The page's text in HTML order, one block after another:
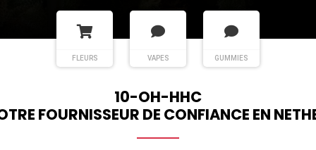
FLEURS VAPES GUMMIES
10-OH-HHC
FOURNISSEUR DE CONFIANCE EN